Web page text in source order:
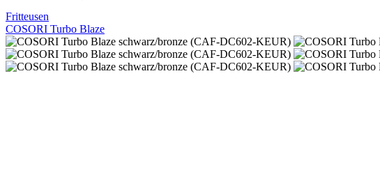
Fritteusen
COSORI Turbo Blaze